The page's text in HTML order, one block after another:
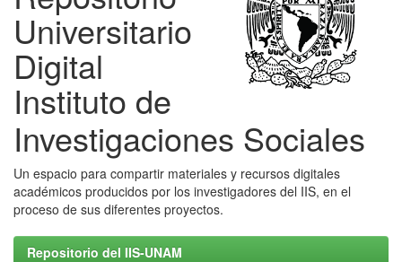
Universitario
Digital
Instituto de
Investigaciones Sociales
Un espacio para compartir materiales y recursos digitales
académicos producidos por los investigadores del IIS, en el
proceso de sus diferentes proyectos.
Repositorio del IIS-UNAM